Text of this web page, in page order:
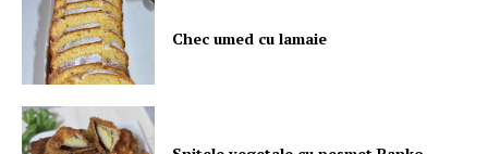
Chec umed cu lamaie